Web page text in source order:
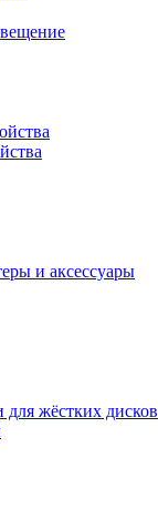
и аксессуары
жёстких дисков